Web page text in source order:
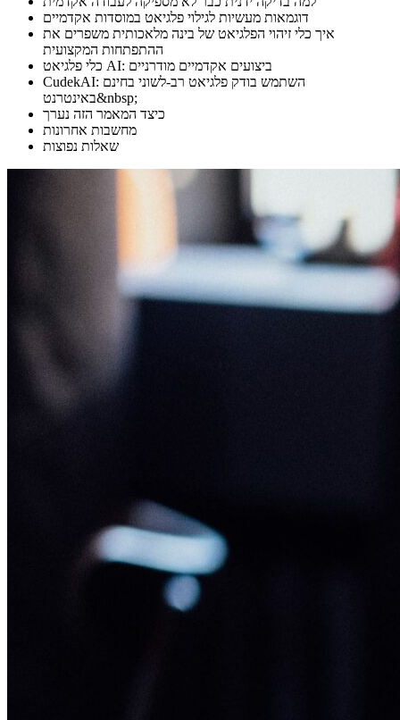
דוגמאות מעשיות לגילוי פלגיאט במוסדות אקדמיים
איך כלי זיהוי הפלגיאט של בינה מלאכותית משפרים את
ההתפתחות המקצועית
כלי פלגיאט AI: ביצועים אקדמיים מודרניים
CudekAI: השתמש בודק פלגיאט רב-לשוני בחינם
באינטרנט&nbsp;
כיצד המאמר הזה נערך
מחשבות אחרונות
שאלות נפוצות